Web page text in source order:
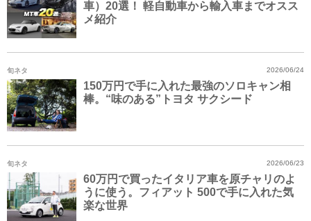
車）20選！ 軽自動車から輸入車までオスス
メ紹介
旬ネタ
150万円で手に入れた最強のソロキャン相
棒。“味のある”トヨタ サクシード
2026/06/24
旬ネタ
60万円で買ったイタリア車を原チャリのよ
うに使う。フィアット 500で手に入れた気
楽な世界
2026/06/23